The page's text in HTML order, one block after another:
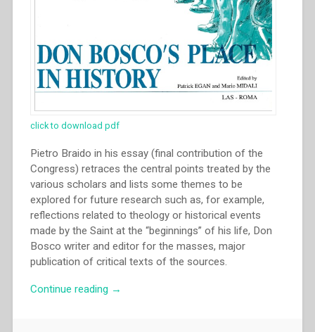
click to download pdf
Pietro Braido in his essay (final contribution of the
Congress) retraces the central points treated by the
various scholars and lists some themes to be
explored for future research such as, for example,
reflections related to theology or historical events
made by the Saint at the “beginnings” of his life, Don
Bosco writer and editor for the masses, major
publication of critical texts of the sources.
Continue reading “Pietro
→